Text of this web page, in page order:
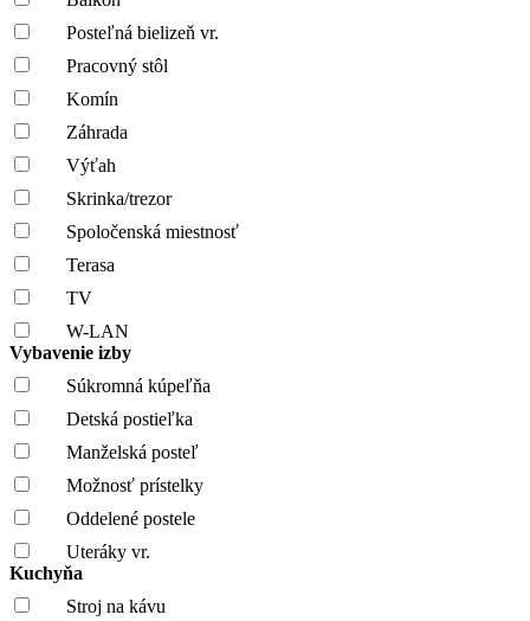
Posteľná bielizeň vr.
Pracovný stôl
Komín
Záhrada
Výťah
Skrinka/trezor
Spoločenská miestnosť
Terasa
TV
W-LAN
Vybavenie izby
Súkromná kúpeľňa
Detská postieľka
Manželská posteľ
Možnosť prístelky
Oddelené postele
Uteráky vr.
Kuchyňa
Stroj na kávu